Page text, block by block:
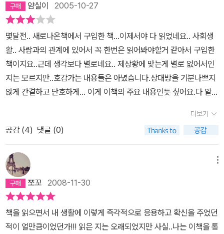
통수 친 사람이 자신은 절대 잘못을 했다고 생각하지 않으니....--;;
'미안하다'라는 말을 모르는 사람에게는 어떤 방법도 통하지 않는다.
어떠한 방법으로도 잘못을 깨닫지 못하는 사람도 있는 법이다.
리고 전문성도 다소 부족하지만, 항상 살면서 '그때 이렇게 말할걸..'
이라는 후회를 안고 사는 나에게 있어서는 읽는 순간만큼은 즐거웠던
책이다.
얌실이 2005-10-27
몇달전.. 새로나온책에서 구입한 책...이제서야 다 읽었네요.. 사회생
활.. 사람과의 관계에 있어서 꼭 한번은 읽어봐야할거 같아서 구입한
책이지요..근데 생각보다 별로네요.. 제상황에 맞는게 별로 없어서인
지는 모르지만..호감가는 내용들은 아녔습니다.상대방을 기분나쁘지
않게 간결하고 단호하게... 이게 이책의 주요 내용인듯 싶어요.다 알지
더보기
공감 (4) 댓글 (0)
쪼꼬 2008-11-30
책을 읽으면서 내 생활에 이렇게 즉각적으로 응용하고 확신을 주었던
적이 얼만큼이었던가!!! 읽은 지는 오래되었지만 사실..나는 이책을 통